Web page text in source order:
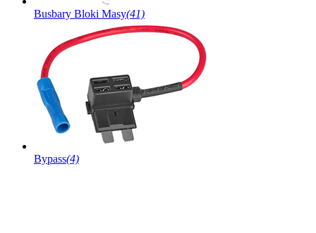
Busbary Bloki Masy(41)
Bypass(4)